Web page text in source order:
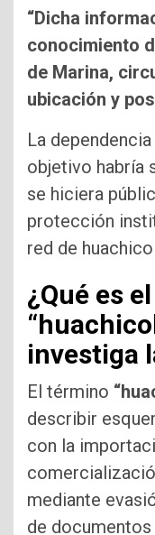
“Dicha
conocimiento
de Marina,
ubicación y
La
objetivo habría
se hiciera
protección
red de
¿Qué es
investiga
El término
describir
con la
mediante
de documentos